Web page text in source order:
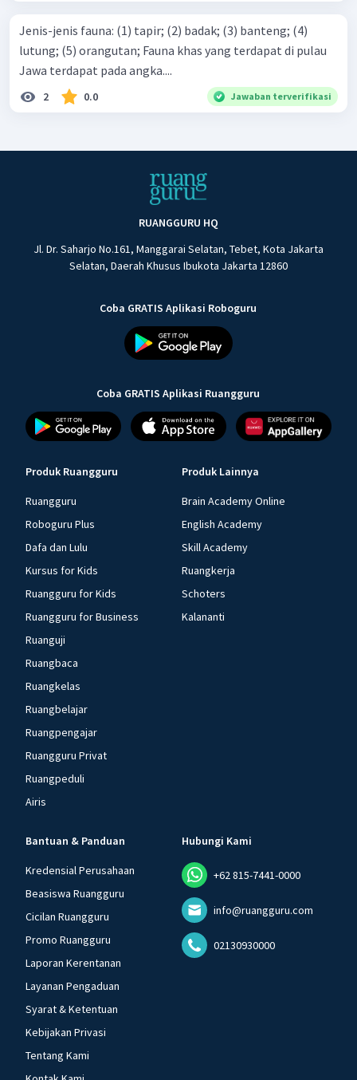
Jenis-jenis fauna: (1) tapir; (2) badak; (3) banteng; (4)
lutung; (5) orangutan; Fauna khas yang terdapat di pulau
Jawa terdapat pada angka....
2 0.0 Jawaban terverifikasi
RUANGGURU HQ
Jl. Dr. Saharjo No.161, Manggarai Selatan, Tebet, Kota Jakarta
Selatan, Daerah Khusus Ibukota Jakarta 12860
Coba GRATIS Aplikasi Roboguru
Coba GRATIS Aplikasi Ruangguru
Produk Ruangguru
Ruangguru
Roboguru Plus
Dafa dan Lulu
Kursus for Kids
Ruangguru for Kids
Ruangguru for Business
Ruanguji
Ruangbaca
Ruangkelas
Ruangbelajar
Ruangpengajar
Ruangguru Privat
Ruangpeduli
Airis
Produk Lainnya
Brain Academy Online
English Academy
Skill Academy
Ruangkerja
Schoters
Kalananti
Bantuan & Panduan
Kredensial Perusahaan
Beasiswa Ruangguru
Cicilan Ruangguru
Promo Ruangguru
Laporan Kerentanan
Layanan Pengaduan
Syarat & Ketentuan
Kebijakan Privasi
Tentang Kami
Hubungi Kami
+62 815-7441-0000
info@ruangguru.com
02130930000